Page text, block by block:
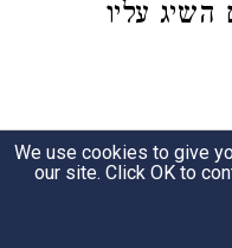
השיג עליו
שאין
We use cookies to give
our site. Click OK to